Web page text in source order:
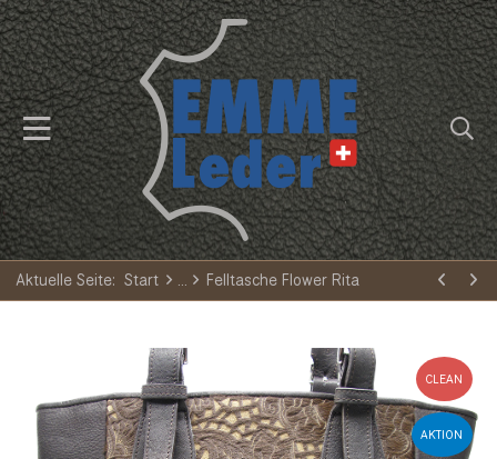
Aktuelle Seite: Start Felltasche Flower Rita
CLEAN
AKTION